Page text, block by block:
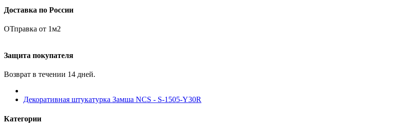
Доставка по России
ОТправка от 1м2
Защита покупателя
Возврат в течении 14 дней.
Декоративная штукатурка Замша NCS - S-1505-Y30R
Категории